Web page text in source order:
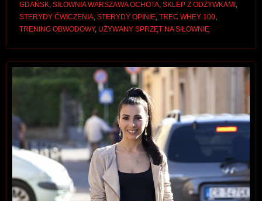
GDAŃSK, SIŁOWNIA WARSZAWA OCHOTA, SKLEP Z ODŻYWKAMI ,
STERYDY ĆWICZENIA, STERYDY OPINIE, TREC WHEY 100,
TRENING OBWODOWY, UŻYWANY SPRZĘT NA SIŁOWNIĘ